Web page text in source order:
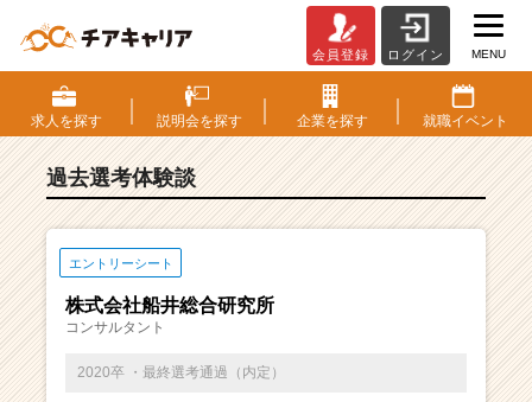
S・
選
考
験
ベ
チ
会員登録 ログイン MENU
求人を探す 説明会を探す 企業を探す 就職イベント
過去選考体験談
エントリーシート
株式会社船井総合研究所
コンサルタント
2020卒 ・最終選考通過（内定）